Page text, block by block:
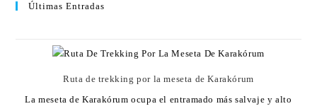
Últimas Entradas
Ruta de trekking por la meseta de Karakórum
La meseta de Karakórum ocupa el entramado más salvaje y alto